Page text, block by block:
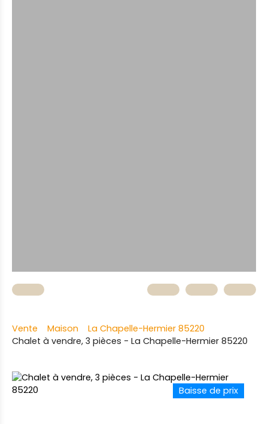
Vente Maison
La Chapelle-Hermier 85220
Chalet à vendre, 3 pièces - La Chapelle-Hermier 85220
Baisse de prix